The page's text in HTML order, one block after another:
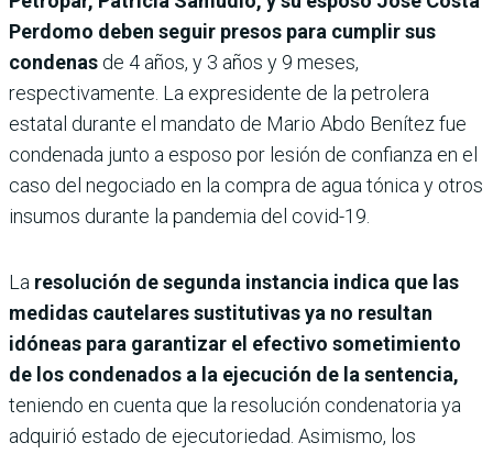
Perdomo deben seguir presos para cumplir sus
condenas de 4 años, y 3 años y 9 meses,
respectivamente. La expresidente de la petrolera
estatal durante el mandato de Mario Abdo Benítez fue
condenada junto a esposo por lesión de confianza en el
caso del negociado en la compra de agua tónica y otros
insumos durante la pandemia del covid-19.
La resolución de segunda instancia indica que las
medidas cautelares sustitutivas ya no resultan
idóneas para garantizar el efectivo sometimiento
de los condenados a la ejecución de la sentencia,
teniendo en cuenta que la resolución condenatoria ya
adquirió estado de ejecutoriedad. Asimismo, los